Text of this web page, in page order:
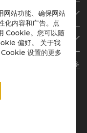
了解更多
网站功能、确保网站
化内容和广告。点
Cookie。您可以随
偏好。 关于我
设置的更多